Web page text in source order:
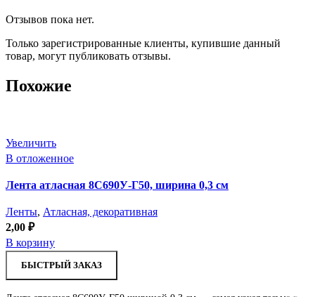
Отзывов пока нет.
Только зарегистрированные клиенты, купившие данный
товар, могут публиковать отзывы.
Похожие
Увеличить
В отложенное
Лента атласная 8С690У-Г50, ширина 0,3 см
Ленты, Атласная, декоративная
2,00 ₽
В корзину
БЫСТРЫЙ ЗАКАЗ